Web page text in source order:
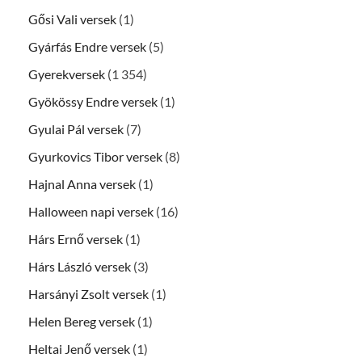
Gősi Vali versek (1)
Gyárfás Endre versek (5)
Gyerekversek (1 354)
Gyökössy Endre versek (1)
Gyulai Pál versek (7)
Gyurkovics Tibor versek (8)
Hajnal Anna versek (1)
Halloween napi versek (16)
Hárs Ernő versek (1)
Hárs László versek (3)
Harsányi Zsolt versek (1)
Helen Bereg versek (1)
Heltai Jenő versek (1)